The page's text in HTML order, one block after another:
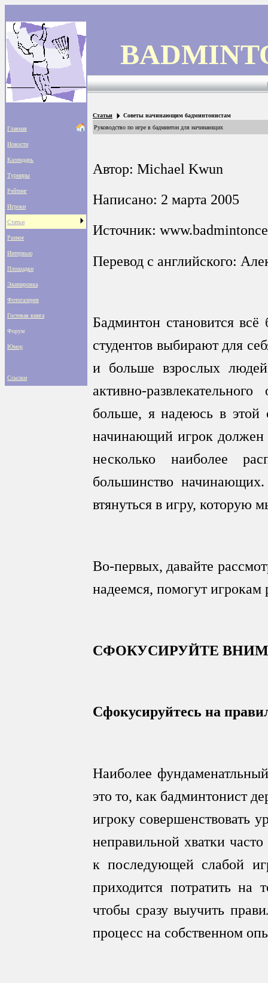
Cтатьи Советы начинающим бадминтонистам
Главная
Новости
Календарь
Турниры
Рейтинг
Игроки
Статьи
Разное
Интервью
Площадки
Экипировка
Фотогалерея
Гостевая книга
Форум
Юмор
Ссылки
Руководство по игре в бадминтон для начинающих
Автор: Michael Kwun
Написано: 2 марта 2005
Источник:
Перевод с английского:
Бадминтон становится
студентов выбирают для
и больше взрослых
активно-
больше, я надеюсь в этой
начинающий игрок должен
несколько наиболее
большинство
втянуться в игру, которую
Во-первых, давайте
надеемся, помогут игрокам
СФОКУСИРУЙТЕ
Сфокусируйтесь на
Наиболее
это то, как бадминтонист
игроку совершенствовать
неправильной хватки
к последующей слабой
приходится потратить
чтобы сразу выучить
процесс на собственном